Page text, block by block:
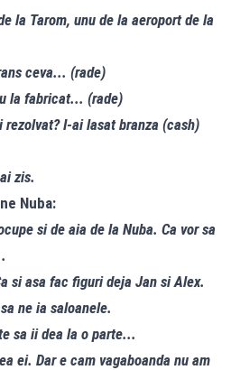
la Tarom, unu de la aeroport de la
ceva... (rade)
la fabricat... (rade)
I-ai lasat branza (cash)
zis.
Nuba:
si de aia de la Nuba. Ca vor sa
si asa fac figuri deja Jan si Alex.
ne ia saloanele.
sa ii dea la o parte...
ei. Dar e cam vagaboanda nu am